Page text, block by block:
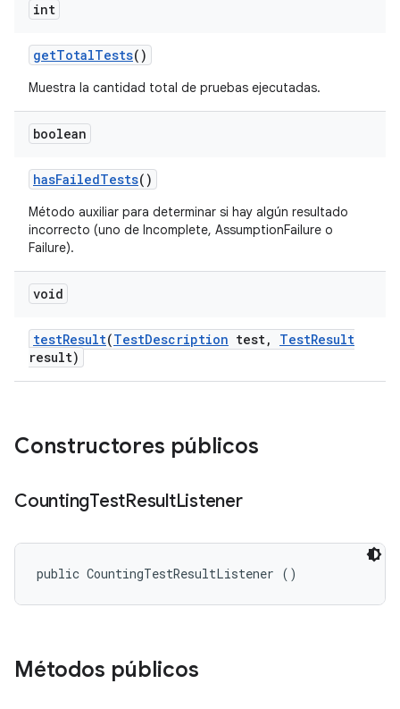
int
getTotalTests()
Muestra la cantidad total de pruebas ejecutadas.
boolean
hasFailedTests()
Método auxiliar para determinar si hay algún resultado
incorrecto (uno de Incomplete, AssumptionFailure o
Failure).
void
testResult(TestDescription test, TestResult
result)
Constructores públicos
CountingTestResultListener
public CountingTestResultListener ()
Métodos públicos